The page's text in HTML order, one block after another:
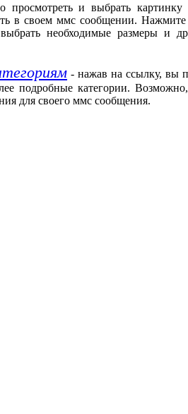
просмотреть и выбрать
в своем ммс сообщении.
необходимые размеры и
- нажав на ссылку, вы
подробные категории.
для своего ммс сообщения.